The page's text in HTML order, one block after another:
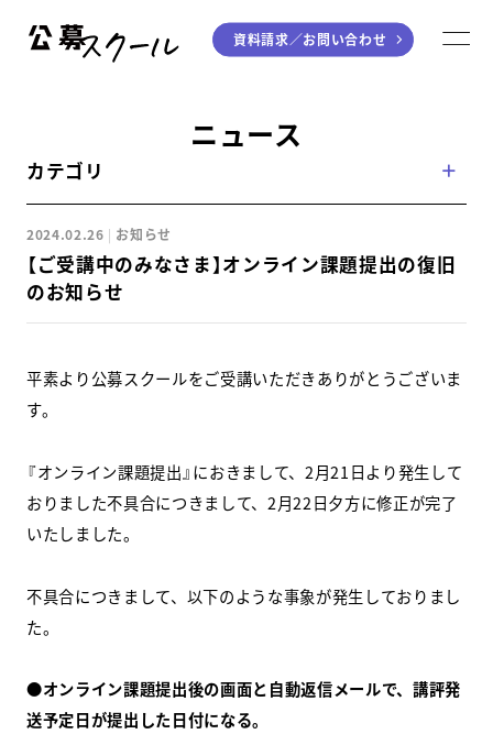
ジャンルから探す
小説
エッセイ
童話
ライティング
音楽（作詞・作曲）
アート・絵本
デジタル講座
個別指南講座
スクールマガジン
コンセプト
ニュース
資料請求／お問い合わせ
ニュース
カテゴリ
2024.02.26 お知らせ
【ご受講中のみなさま】オンライン課題提出の復旧
のお知らせ
平素より公募スクールをご受講いただきありがとうございま
す。
『オンライン課題提出』におきまして、2月21日より発生して
おりました不具合につきまして、2月22日夕方に修正が完了
いたしました。
不具合につきまして、以下のような事象が発生しておりまし
た。
●オンライン課題提出後の画面と自動返信メールで、講評発
送予定日が提出した日付になる。